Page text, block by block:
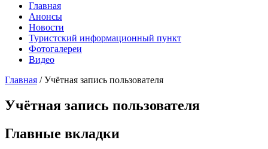
Главная
Анонсы
Новости
Туристский информационный пункт
Фотогалереи
Видео
Главная /Учётная запись пользователя
Учётная запись пользователя
Главные вкладки